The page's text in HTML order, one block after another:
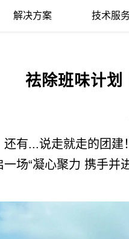
解决方案 技术服
祛除班味计划
有...说走就走的团
场“凝心聚力 携手并